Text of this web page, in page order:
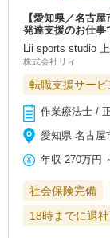
【愛知県／名古
発達支援のお仕事
Lii sports studio
株式会社リィ
転職支援サービ
作業療法士 /
愛知県 名古屋
年収 270万円
社会保険完備
18時までに退